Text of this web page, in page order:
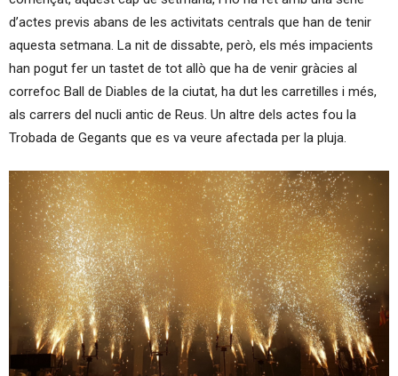
d’actes previs abans de les activitats centrals que han de tenir
aquesta setmana. La nit de dissabte, però, els més impacients
han pogut fer un tastet de tot allò que ha de venir gràcies al
correfoc Ball de Diables de la ciutat, ha dut les carretilles i més,
als carrers del nucli antic de Reus. Un altre dels actes fou la
Trobada de Gegants que es va veure afectada per la pluja.